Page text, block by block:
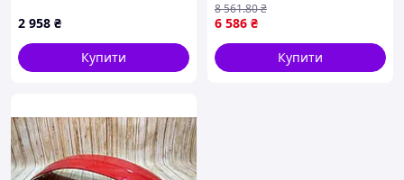
2 958 ₴
Купити
тюнінга авто стильний
аксесуар.
6 586 ₴
8 561.80₴
Купити